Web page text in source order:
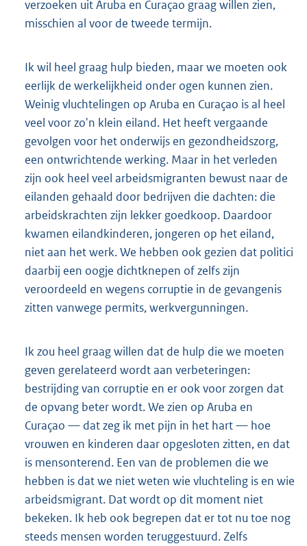
verzoeken uit Aruba en Curaçao graag willen zien,
misschien al voor de tweede termijn.
Ik wil heel graag hulp bieden, maar we moeten ook
eerlijk de werkelijkheid onder ogen kunnen zien.
Weinig vluchtelingen op Aruba en Curaçao is al heel
veel voor zo'n klein eiland. Het heeft vergaande
gevolgen voor het onderwijs en gezondheidszorg,
een ontwrichtende werking. Maar in het verleden
zijn ook heel veel arbeidsmigranten bewust naar de
eilanden gehaald door bedrijven die dachten: die
arbeidskrachten zijn lekker goedkoop. Daardoor
kwamen eilandkinderen, jongeren op het eiland,
niet aan het werk. We hebben ook gezien dat politici
daarbij een oogje dichtknepen of zelfs zijn
veroordeeld en wegens corruptie in de gevangenis
zitten vanwege permits, werkvergunningen.
Ik zou heel graag willen dat de hulp die we moeten
geven gerelateerd wordt aan verbeteringen:
bestrijding van corruptie en er ook voor zorgen dat
de opvang beter wordt. We zien op Aruba en
Curaçao — dat zeg ik met pijn in het hart — hoe
vrouwen en kinderen daar opgesloten zitten, en dat
is mensonterend. Een van de problemen die we
hebben is dat we niet weten wie vluchteling is en wie
arbeidsmigrant. Dat wordt op dit moment niet
bekeken. Ik heb ook begrepen dat er tot nu toe nog
steeds mensen worden teruggestuurd. Zelfs